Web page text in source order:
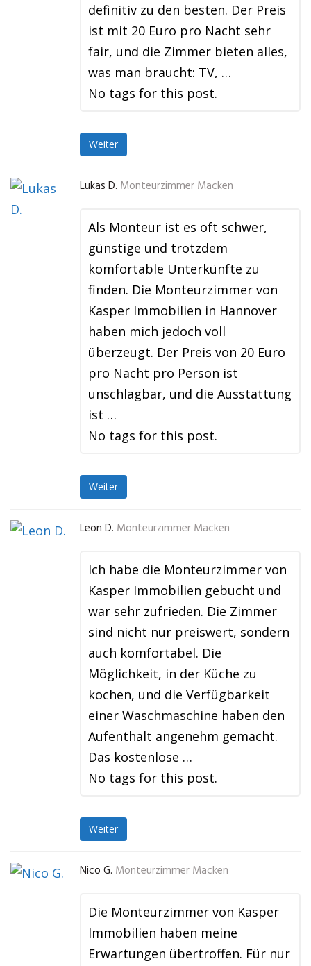
definitiv zu den besten. Der Preis
ist mit 20 Euro pro Nacht sehr
fair, und die Zimmer bieten alles,
was man braucht: TV, …
No tags for this post.
Weiter
Lukas D. Monteurzimmer Macken
Als Monteur ist es oft schwer,
günstige und trotzdem
komfortable Unterkünfte zu
finden. Die Monteurzimmer von
Kasper Immobilien in Hannover
haben mich jedoch voll
überzeugt. Der Preis von 20 Euro
pro Nacht pro Person ist
unschlagbar, und die Ausstattung
ist …
No tags for this post.
Weiter
Leon D. Monteurzimmer Macken
Ich habe die Monteurzimmer von
Kasper Immobilien gebucht und
war sehr zufrieden. Die Zimmer
sind nicht nur preiswert, sondern
auch komfortabel. Die
Möglichkeit, in der Küche zu
kochen, und die Verfügbarkeit
einer Waschmaschine haben den
Aufenthalt angenehm gemacht.
Das kostenlose …
No tags for this post.
Weiter
Nico G. Monteurzimmer Macken
Die Monteurzimmer von Kasper
Immobilien haben meine
Erwartungen übertroffen. Für nur